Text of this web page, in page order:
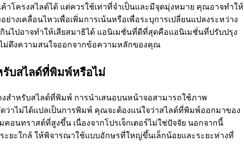
าโครงสไลด์ได้ แต่ควรใช้เท่าที่จําเป็นและมีจุดมุ่งหมาย คุณอาจทําให้
างเคลื่อนไหวเพื่อเพิ่มการเน้นหรือเพื่อระบุการเปลี่ยนแปลงระหว่าง
นไปอาจทําให้เสียสมาธิได้ แอนิเมชั่นที่ดีที่สุดคือแอนิเมชั่นที่ปรับปรุง
ม่ดึงความสนใจออกจากข้อความหลักของคุณ
รับสไลด์ที่พิมพ์หรือไม่
งสําหรับสไลด์ที่พิมพ์ การนําเสนอบนหน้าจอสามารถใช้ภาพ
ว่าไม่ได้แปลเป็นการพิมพ์ คุณจะต้องแน่ใจว่าสไลด์ที่พิมพ์ออกมาของ
อนทราสต์ที่สูงขึ้น เนื่องจากโปรเจ็กเตอร์ไม่ใช่ปัจจัย นอกจากนี้
ยะใกล้ ให้พิจารณาใช้แบบอักษรที่ใหญ่ขึ้นเล็กน้อยและระยะห่างที่